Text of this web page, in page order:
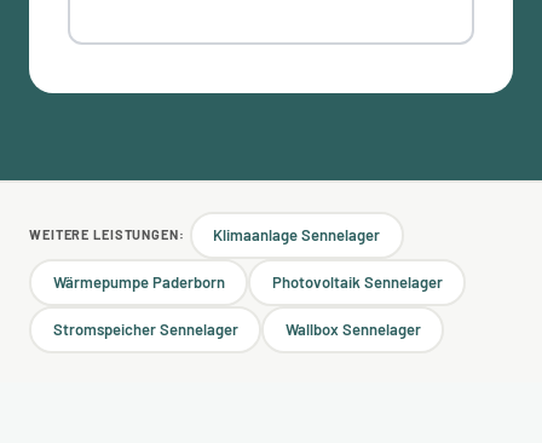
WEITERE LEISTUNGEN: Klimaanlage Sennelager
Wärmepumpe Paderborn Photovoltaik Sennelager
Stromspeicher Sennelager Wallbox Sennelager